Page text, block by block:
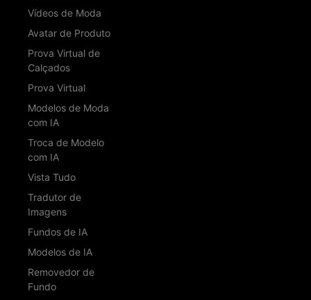
Vídeos de Moda
Avatar de Produto
Prova Virtual de
Calçados
Prova Virtual
Modelos de Moda
com IA
Troca de Modelo
com IA
Vista Tudo
Tradutor de
Imagens
Fundos de IA
Modelos de IA
Removedor de
Fundo